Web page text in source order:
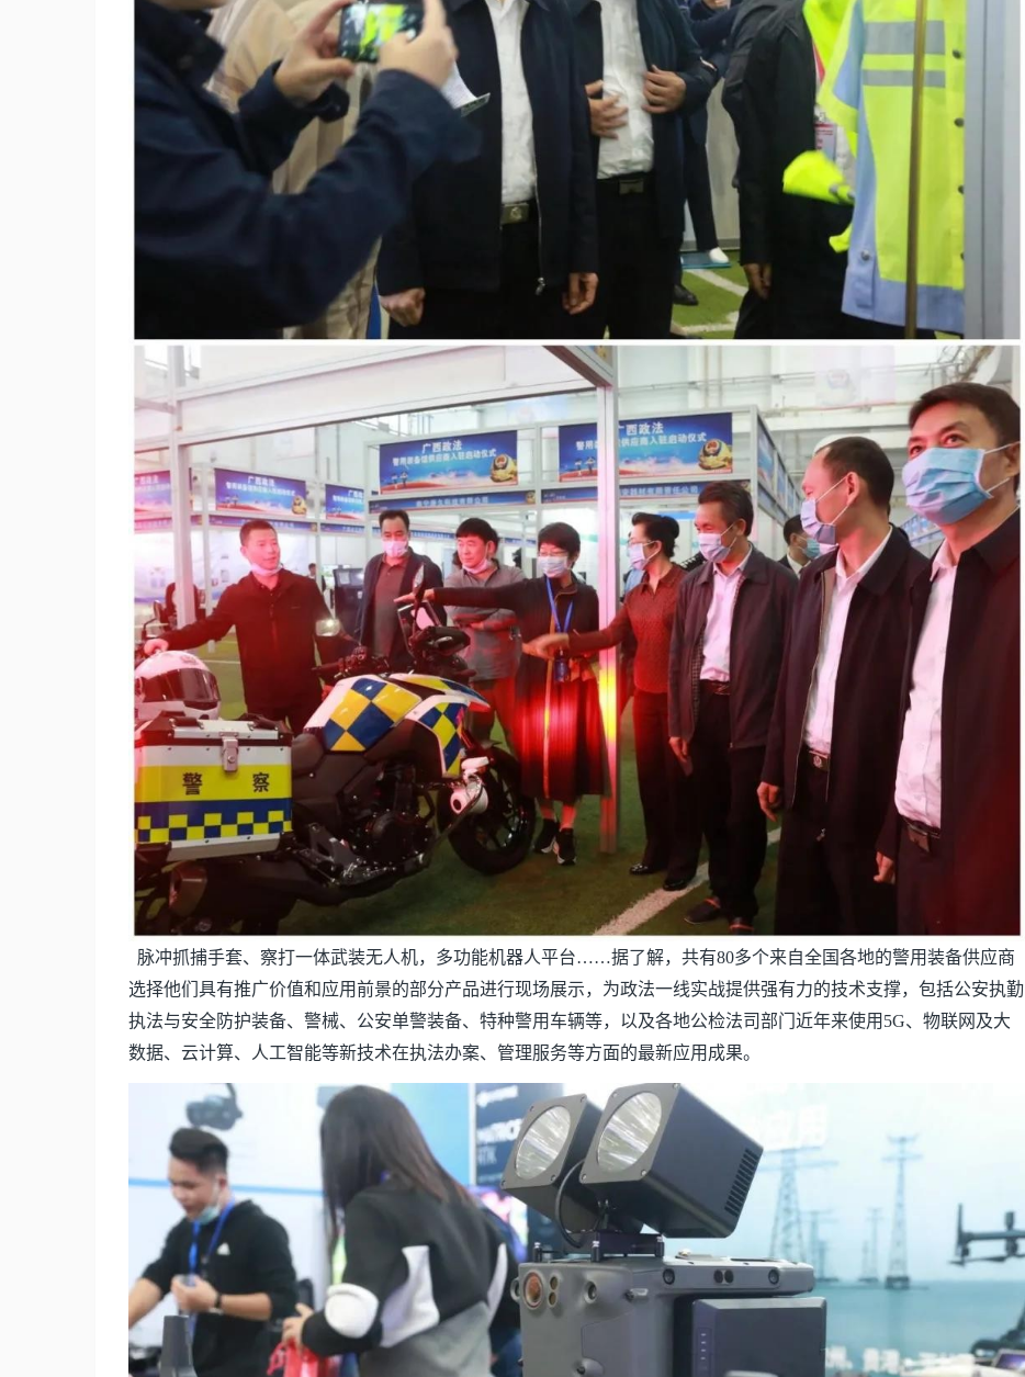
脉冲抓捕手套、察打一体武装无人机，多功能机器人平台……据了解，共有80多个来自全国各地的警用装备供应商
选择他们具有推广价值和应用前景的部分产品进行现场展示，为政法一线实战提供强有力的技术支撑，包括公安执勤
执法与安全防护装备、警械、公安单警装备、特种警用车辆等，以及各地公检法司部门近年来使用5G、物联网及大
数据、云计算、人工智能等新技术在执法办案、管理服务等方面的最新应用成果。